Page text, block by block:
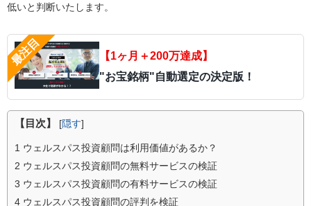
低いと判断いたします。
【1ヶ月＋200万達成】
"お宝銘柄"自動選定の決定版！
【目次】 [隠す]
1 ウェルスパス投資顧問は利用価値があるか？
2 ウェルスパス投資顧問の無料サービスの検証
3 ウェルスパス投資顧問の有料サービスの検証
4 ウェルスパス投資顧問の評判を検証